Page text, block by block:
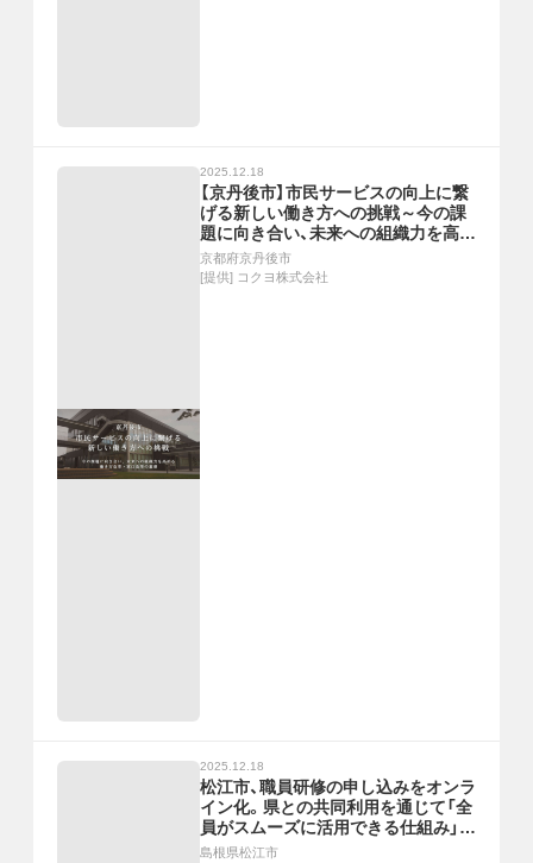
2025.12.18
【京丹後市】市民サービスの向上に繋
げる新しい働き方への挑戦～今の課
題に向き合い、未来への組織力を高め
る働き方改革・窓口改革の裏側～
京都府京丹後市
[提供] コクヨ株式会社
2025.12.18
松江市、職員研修の申し込みをオンラ
イン化。県との共同利用を通じて「全
員がスムーズに活用できる仕組み」を
構築
島根県松江市